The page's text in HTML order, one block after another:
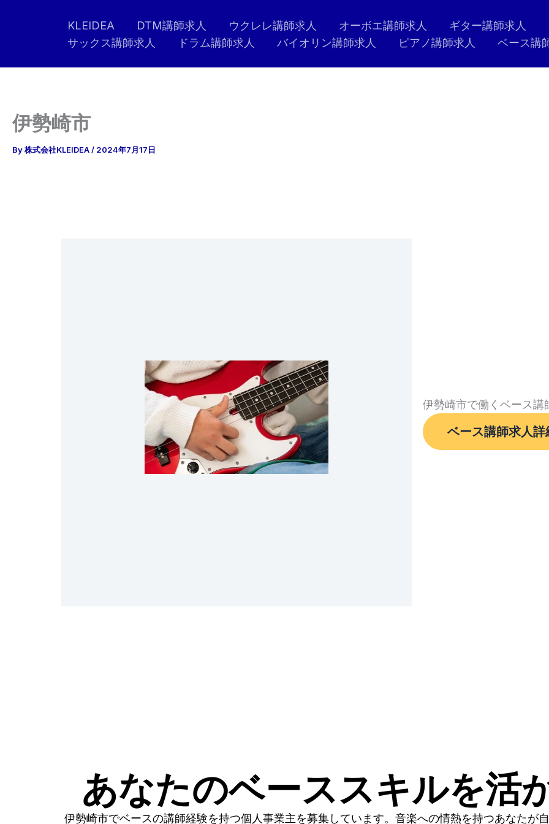
KLEIDEA DTM講師求人 ウクレレ講師求人 オーボエ講師求人 ギター講師求人
サックス講師求人
ドラム講師求人 バイオリン講師求人 ピアノ講師求人 ベース講
伊勢崎市
By株式会社KLEIDEA/ 2024年7月17日
伊勢崎市で働くベース講
ベース講師求人詳
あなたのベーススキルを活
伊勢崎市でベースの講師経験を持つ個人事業主を募集しています。音楽への情熱を持つあなたが